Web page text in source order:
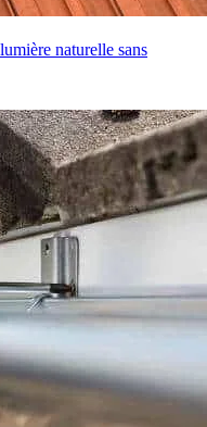
naturelle sans